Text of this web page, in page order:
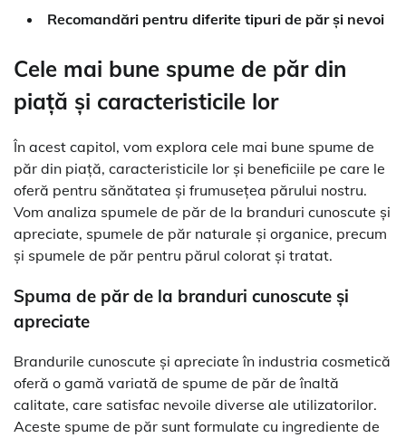
Recomandări pentru diferite tipuri de păr și nevoi
Cele mai bune spume de păr din
piață și caracteristicile lor
În acest capitol, vom explora cele mai bune spume de
păr din piață, caracteristicile lor și beneficiile pe care le
oferă pentru sănătatea și frumusețea părului nostru.
Vom analiza spumele de păr de la branduri cunoscute și
apreciate, spumele de păr naturale și organice, precum
și spumele de păr pentru părul colorat și tratat.
Spuma de păr de la branduri cunoscute și
apreciate
Brandurile cunoscute și apreciate în industria cosmetică
oferă o gamă variată de spume de păr de înaltă
calitate, care satisfac nevoile diverse ale utilizatorilor.
Aceste spume de păr sunt formulate cu ingrediente de